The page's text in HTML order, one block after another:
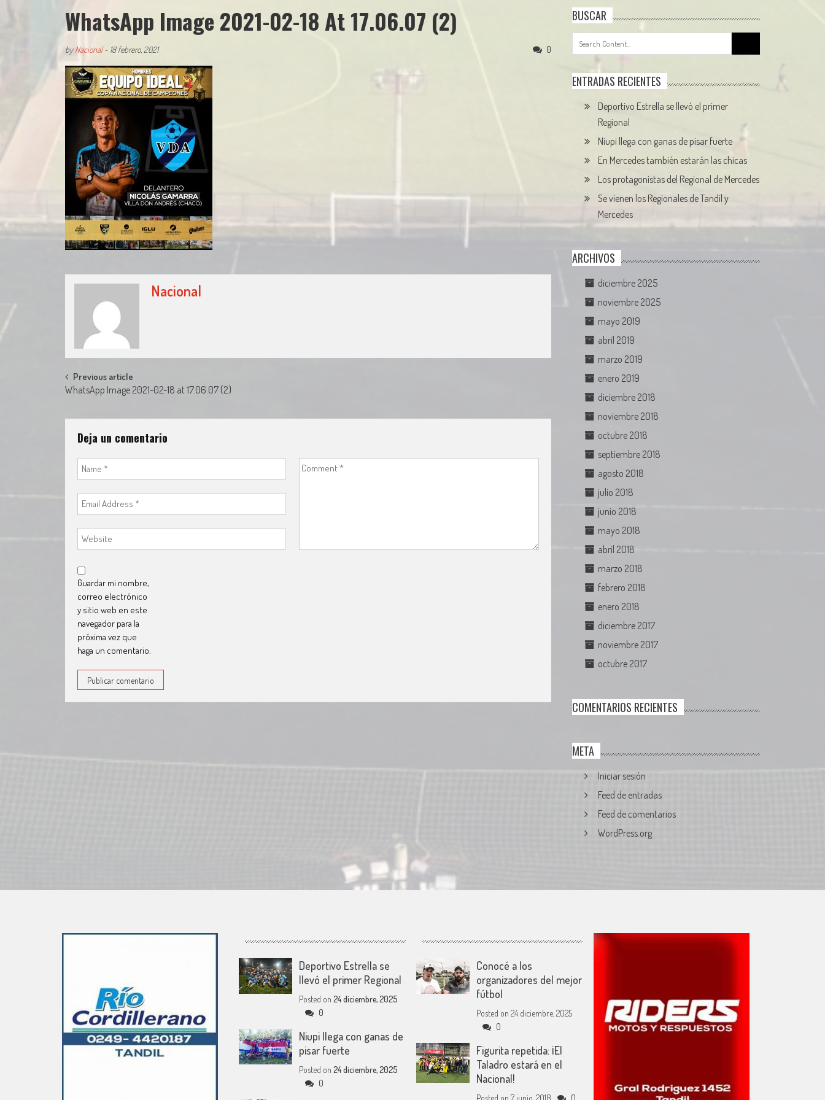
WhatsApp Image 2021-02-18 At 17.06.07 (2)
byNacional- 18 febrero, 2021 0
Nacional
Post
navigation
Previous article
WhatsApp Image 2021-02-18 at 17.06.07 (2)
Deja un comentario
Guardar mi nombre,
correo electrónico
y sitio web en este
navegador para la
próxima vez que
haga un comentario.
BUSCAR
ENTRADAS RECIENTES
Deportivo Estrella se llevó el primer
Regional
Niupi llega con ganas de pisar fuerte
En Mercedes también estarán las chicas
Los protagonistas del Regional de Mercedes
Se vienen los Regionales de Tandil y
Mercedes
ARCHIVOS
diciembre 2025
noviembre 2025
mayo 2019
abril 2019
marzo 2019
enero 2019
diciembre 2018
noviembre 2018
octubre 2018
septiembre 2018
agosto 2018
julio 2018
junio 2018
mayo 2018
abril 2018
marzo 2018
febrero 2018
enero 2018
diciembre 2017
noviembre 2017
octubre 2017
COMENTARIOS RECIENTES
META
Iniciar sesión
Feed de entradas
Feed de comentarios
WordPress.org
Deportivo Estrella se
llevó el primer Regional
Posted on 24 diciembre, 2025
0
Niupi llega con ganas de
pisar fuerte
Posted on 24 diciembre, 2025
0
Conocé a los
organizadores del mejor
fútbol
Posted on 24 diciembre, 2025
0
Figurita repetida: ¡El
Taladro estará en el
Nacional!
Posted on 7 junio, 2018 0